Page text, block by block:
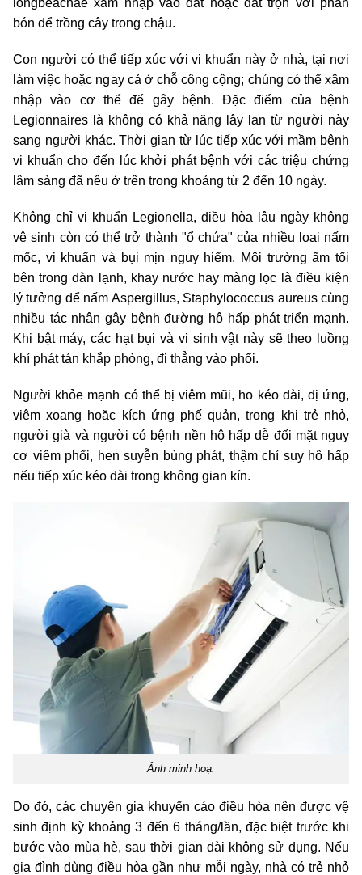
bón để trồng cây trong chậu.
Con người có thể tiếp xúc với vi khuẩn này ở nhà, tại nơi
làm việc hoặc ngay cả ở chỗ công cộng; chúng có thể xâm
nhập vào cơ thể để gây bệnh. Đặc điểm của bệnh
Legionnaires là không có khả năng lây lan từ người này
sang người khác. Thời gian từ lúc tiếp xúc với mầm bệnh
vi khuẩn cho đến lúc khởi phát bệnh với các triệu chứng
lâm sàng đã nêu ở trên trong khoảng từ 2 đến 10 ngày.
Không chỉ vi khuẩn Legionella, điều hòa lâu ngày không
vệ sinh còn có thể trở thành "ổ chứa" của nhiều loại nấm
mốc, vi khuẩn và bụi mịn nguy hiểm. Môi trường ẩm tối
bên trong dàn lạnh, khay nước hay màng lọc là điều kiện
lý tưởng để nấm Aspergillus, Staphylococcus aureus cùng
nhiều tác nhân gây bệnh đường hô hấp phát triển mạnh.
Khi bật máy, các hạt bụi và vi sinh vật này sẽ theo luồng
khí phát tán khắp phòng, đi thẳng vào phổi.
Người khỏe mạnh có thể bị viêm mũi, ho kéo dài, dị ứng,
viêm xoang hoặc kích ứng phế quản, trong khi trẻ nhỏ,
người già và người có bệnh nền hô hấp dễ đối mặt nguy
cơ viêm phổi, hen suyễn bùng phát, thậm chí suy hô hấp
nếu tiếp xúc kéo dài trong không gian kín.
Ảnh minh hoạ.
Do đó, các chuyên gia khuyến cáo điều hòa nên được vệ
sinh định kỳ khoảng 3 đến 6 tháng/lần, đặc biệt trước khi
bước vào mùa hè, sau thời gian dài không sử dụng. Nếu
gia đình dùng điều hòa gần như mỗi ngày, nhà có trẻ nhỏ